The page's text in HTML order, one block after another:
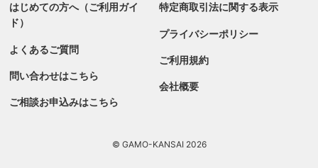
はじめての方へ（ご利用ガイ
ド）
よくあるご質問
問い合わせはこちら
ご相談お申込みはこちら
特定商取引法に関する表示
プライバシーポリシー
ご利用規約
会社概要
© GAMO-KANSAI 2026